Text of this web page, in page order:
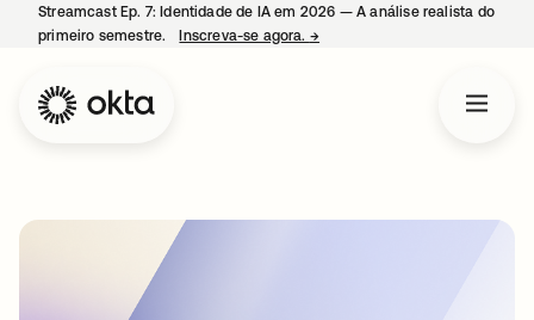
Streamcast Ep. 7: Identidade de IA em 2026 — A análise realista do
primeiro semestre.
Inscreva-se agora. →